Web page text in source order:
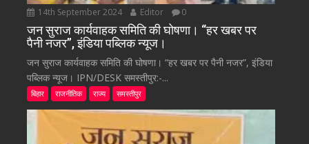
14th September 2024 Editor 0
जन सुराज कार्यवाहक समिति की घोषणा। “हर खबर पर
पैनी नजर”, इंडिया पब्लिक न्यूज।
जन सुराज कार्यवाहक समिति की घोषणा। “हर खबर पर पैनी नजर”, इंडिया
पब्लिक न्यूज। IPN/DESK समस्तीपुर:-...
बिहार राजनीतिक राज्य समस्तीपुर